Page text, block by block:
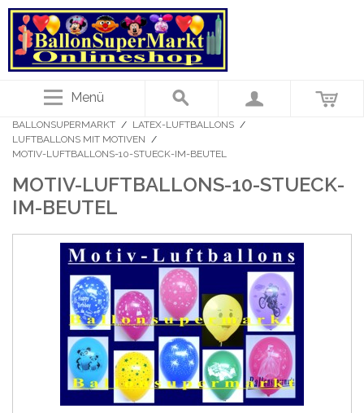
Menü
BALLONSUPERMARKT / LATEX-LUFTBALLONS /
LUFTBALLONS MIT MOTIVEN /
MOTIV-LUFTBALLONS-10-STUECK-IM-BEUTEL
MOTIV-LUFTBALLONS-10-STUECK-
IM-BEUTEL